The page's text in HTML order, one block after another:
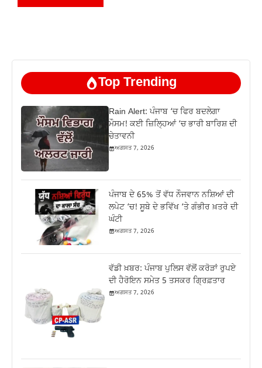
Top Trending
Rain Alert: ਪੰਜਾਬ ‘ਚ ਫਿਰ ਬਦਲੇਗਾ
ਮੌਸਮ! ਕਈ ਜ਼ਿਲ੍ਹਿਆਂ ‘ਚ ਭਾਰੀ ਬਾਰਿਸ਼ ਦੀ
ਚੇਤਾਵਨੀ
ਅਗਸਤ 7, 2026
ਪੰਜਾਬ ਦੇ 65% ਤੋਂ ਵੱਧ ਨੌਜਵਾਨ ਨਸ਼ਿਆਂ ਦੀ
ਲਪੇਟ ‘ਚ! ਸੂਬੇ ਦੇ ਭਵਿੱਖ ‘ਤੇ ਗੰਭੀਰ ਖ਼ਤਰੇ ਦੀ
ਘੰਟੀ
ਅਗਸਤ 7, 2026
ਵੱਡੀ ਖ਼ਬਰ: ਪੰਜਾਬ ਪੁਲਿਸ ਵੱਲੋਂ ਕਰੋੜਾਂ ਰੁਪਏ
ਦੀ ਹੈਰੋਇਨ ਸਮੇਤ 5 ਤਸਕਰ ਗ੍ਰਿਫ਼ਤਾਰ
ਅਗਸਤ 7, 2026